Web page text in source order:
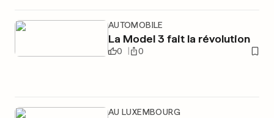
AUTOMOBILE
La Model 3 fait la révolution
0 0
AU LUXEMBOURG